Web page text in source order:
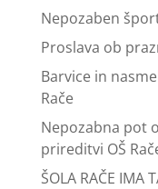
Nepozaben
Proslava ob
Barvice in
Rače
Nepozabna pot
prireditvi OŠ
ŠOLA RAČE IMA